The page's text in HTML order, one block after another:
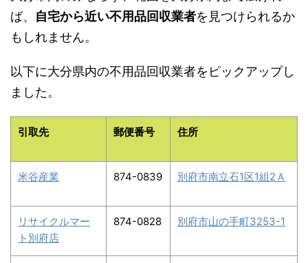
ば、 自宅から近い不用品回収業者を見つけられるか
もしれません。
以下に大分県内の不用品回収業者をピックアップし
ました。
引取先 郵便番号 住所
米谷産業 874-0839 別府市南立石1区1組2Ａ
リサイクルマー
ト別府店
874-0828 別府市山の手町3253-1